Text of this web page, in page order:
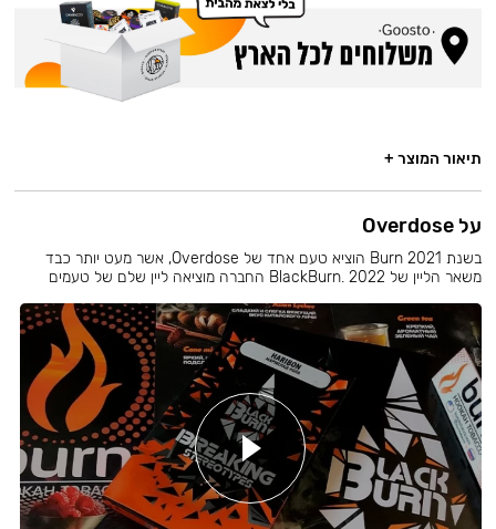
תיאור המוצר +
על Overdose
בשנת 2021 Burn הוציא טעם אחד של Overdose, אשר מעט יותר כבד
משאר הליין של BlackBurn. 2022 החברה מוציאה ליין שלם של טעמים